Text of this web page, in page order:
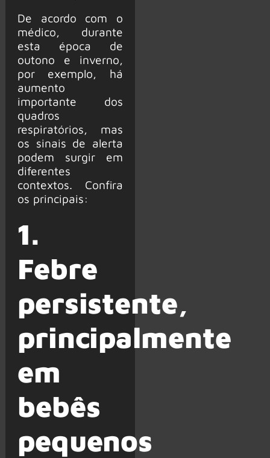
De acordo com o
médico, durante
esta época de
outono e inverno,
por exemplo, há
aumento
importante dos
quadros
respiratórios, mas
os sinais de alerta
podem surgir em
diferentes
contextos. Confira
os principais:
1.
Febre
persistente,
principalmente
em
bebês
pequenos